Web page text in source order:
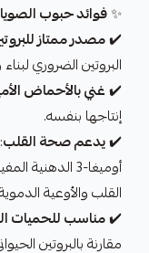
✨فوائد حبوب
✔️مصدر ممتاز
البروتين الضروري
✔️غني بالأحماض
إنتاجها بنفسه.
✔️يدعم صحة القلب
أوميغا-3
القلب والأوعية
✔️مناسب للحميات
مقارنة بالبروتين